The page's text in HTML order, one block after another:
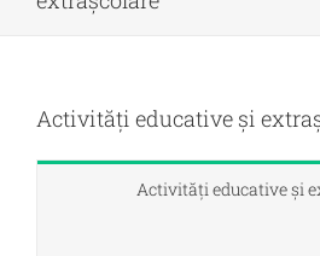
Activități educative și
Activități educative și